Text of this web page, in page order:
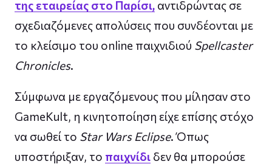
της εταιρείας στο Παρίσι, αντιδρώντας σε
σχεδιαζόμενες απολύσεις που συνδέονται με
το κλείσιμο του online παιχνιδιού Spellcaster
Chronicles.
Σύμφωνα με εργαζόμενους που μίλησαν στο
GameKult, η κινητοποίηση είχε επίσης στόχο
να σωθεί το Star Wars Eclipse. Όπως
υποστήριξαν, το παιχνίδι δεν θα μπορούσε